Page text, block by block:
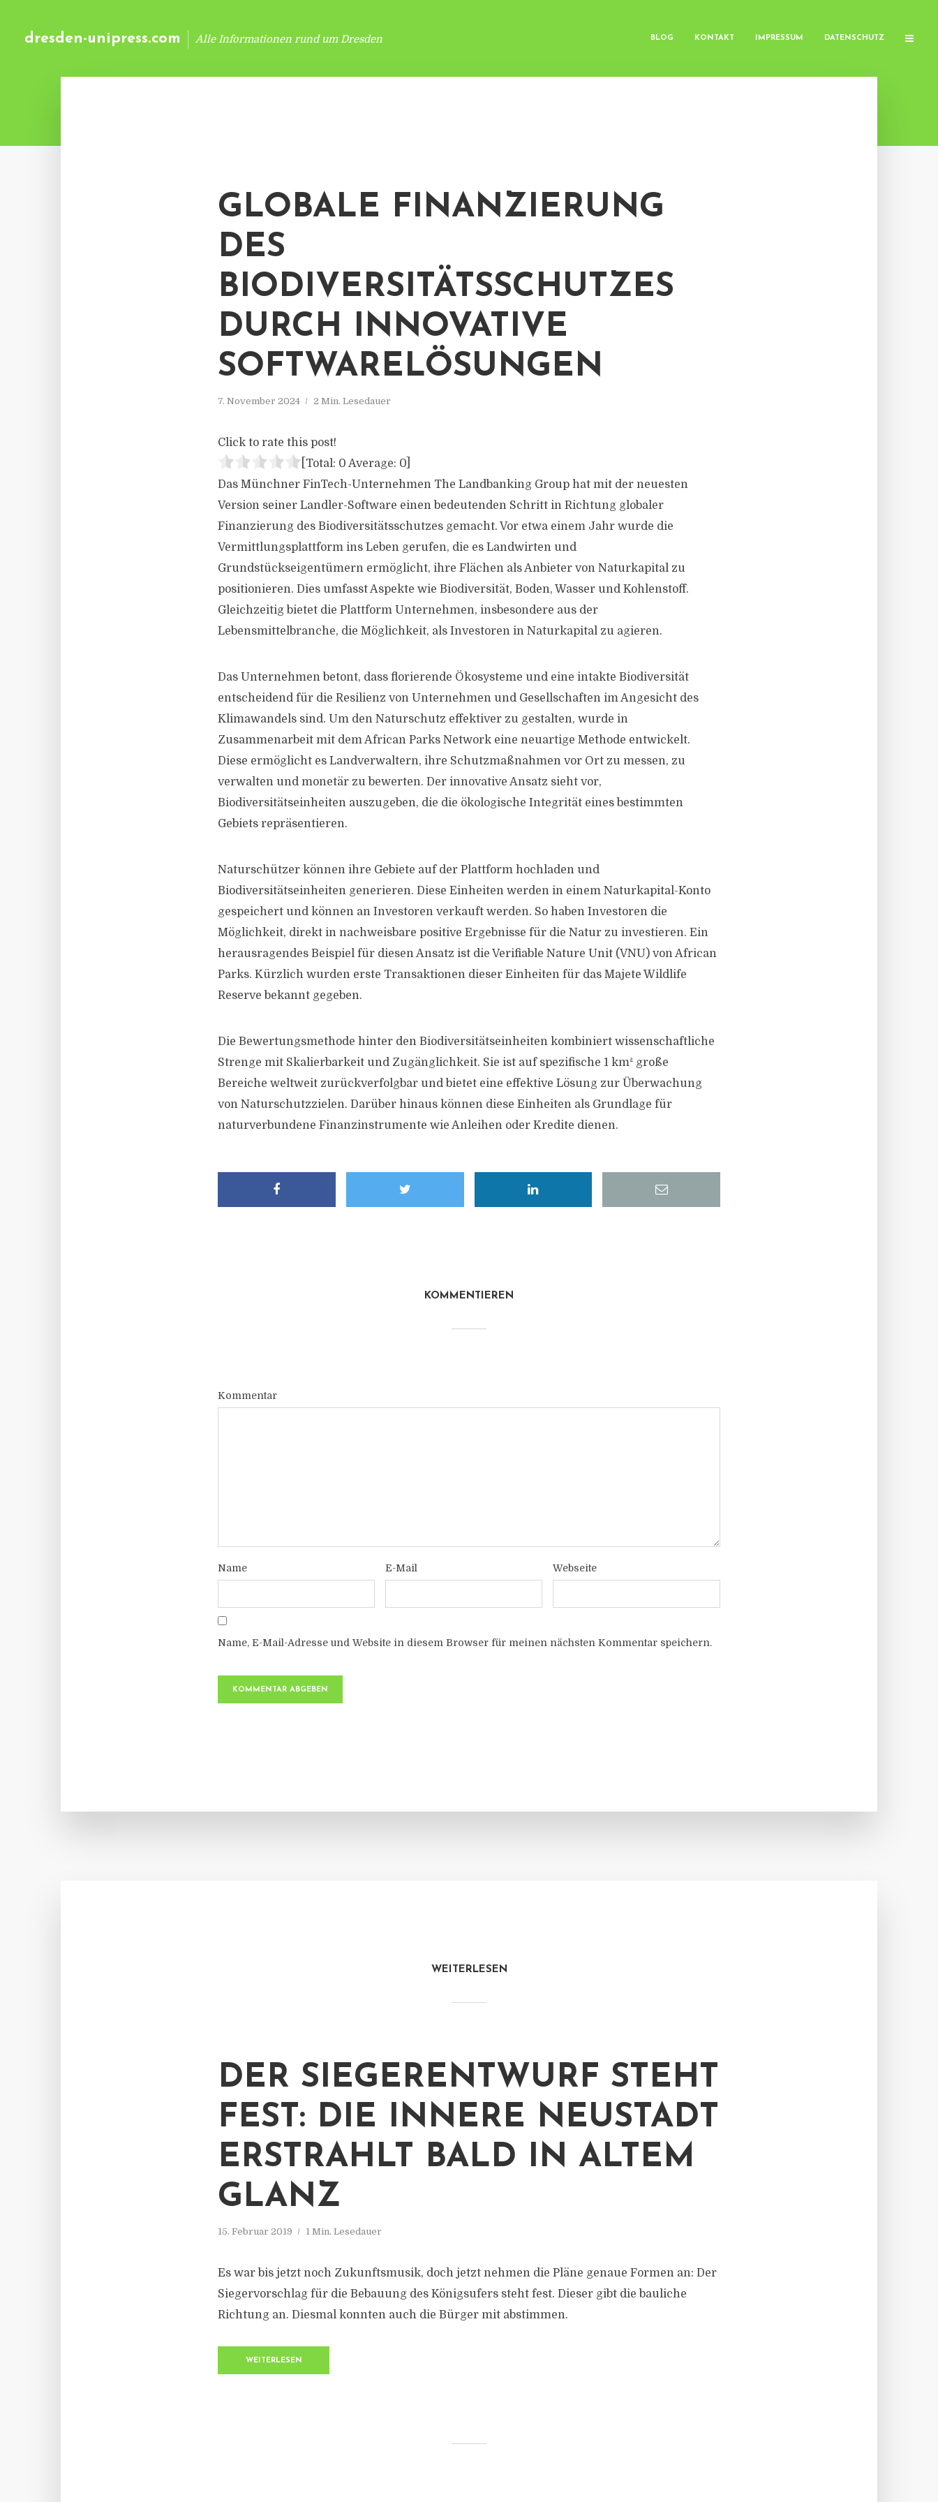
dresden-unipress.com Alle Informationen rund um Dresden BLOG KONTAKT IMPRESSUM DATENSCHUTZ
GLOBALE FINANZIERUNG
DES
BIODIVERSITÄTSSCHUTZES
DURCH INNOVATIVE
SOFTWARELÖSUNGEN
7. November 2024 2 Min. Lesedauer
Click to rate this post!
[Total: 0 Average: 0
Das Münchner FinTech-Unternehmen The Landbanking Group hat mit der neuesten
Version seiner Landler-Software einen bedeutenden Schritt in Richtung globaler
Finanzierung des Biodiversitätsschutzes gemacht. Vor etwa einem Jahr wurde die
Vermittlungsplattform ins Leben gerufen, die es Landwirten und
Grundstückseigentümern ermöglicht, ihre Flächen als Anbieter von Naturkapital zu
positionieren. Dies umfasst Aspekte wie Biodiversität, Boden, Wasser und Kohlenstoff.
Gleichzeitig bietet die Plattform Unternehmen, insbesondere aus der
Lebensmittelbranche, die Möglichkeit, als Investoren in Naturkapital zu agieren.
Das Unternehmen betont, dass florierende Ökosysteme und eine intakte Biodiversität
entscheidend für die Resilienz von Unternehmen und Gesellschaften im Angesicht des
Klimawandels sind. Um den Naturschutz effektiver zu gestalten, wurde in
Zusammenarbeit mit dem African Parks Network eine neuartige Methode entwickelt.
Diese ermöglicht es Landverwaltern, ihre Schutzmaßnahmen vor Ort zu messen, zu
verwalten und monetär zu bewerten. Der innovative Ansatz sieht vor,
Biodiversitätseinheiten auszugeben, die die ökologische Integrität eines bestimmten
Gebiets repräsentieren.
Naturschützer können ihre Gebiete auf der Plattform hochladen und
Biodiversitätseinheiten generieren. Diese Einheiten werden in einem Naturkapital-Konto
gespeichert und können an Investoren verkauft werden. So haben Investoren die
Möglichkeit, direkt in nachweisbare positive Ergebnisse für die Natur zu investieren. Ein
herausragendes Beispiel für diesen Ansatz ist die Verifiable Nature Unit (VNU) von African
Parks. Kürzlich wurden erste Transaktionen dieser Einheiten für das Majete Wildlife
Reserve bekannt gegeben.
Die Bewertungsmethode hinter den Biodiversitätseinheiten kombiniert wissenschaftliche
Strenge mit Skalierbarkeit und Zugänglichkeit. Sie ist auf spezifische 1 km² große
Bereiche weltweit zurückverfolgbar und bietet eine effektive Lösung zur Überwachung
von Naturschutzzielen. Darüber hinaus können diese Einheiten als Grundlage für
naturverbundene Finanzinstrumente wie Anleihen oder Kredite dienen.
KOMMENTIEREN
Kommentar
Name E-Mail Webseite
Name, E-Mail-Adresse und Website in diesem Browser für meinen nächsten Kommentar speichern.
WEITERLESEN
DER SIEGERENTWURF STEHT
FEST: DIE INNERE NEUSTADT
ERSTRAHLT BALD IN ALTEM
GLANZ
15. Februar 2019 1 Min. Lesedauer
Es war bis jetzt noch Zukunftsmusik, doch jetzt nehmen die Pläne genaue Formen an: Der
Siegervorschlag für die Bebauung des Königsufers steht fest. Dieser gibt die bauliche
Richtung an. Diesmal konnten auch die Bürger mit abstimmen.
WEITERLESEN